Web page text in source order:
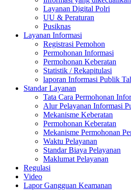
Layanan Digital Polri
UU & Peraturan
Pusiknas
Layanan Informasi
Registrasi Pemohon
Permohonan Informasi
Permohonan Keberatan
Statistik / Rekapitulasi
laporan Informasi Publik
Standar Layanan
Tata Cara Permohonan
Alur Pelayanan Informasi
Mekanisme Keberatan
Permohonan Keberatan
Mekanisme Permohonan
Waktu Pelayanan
Standar Biaya Pelayanan
Maklumat Pelayanan
Regulasi
Video
Lapor Gangguan Keamanan